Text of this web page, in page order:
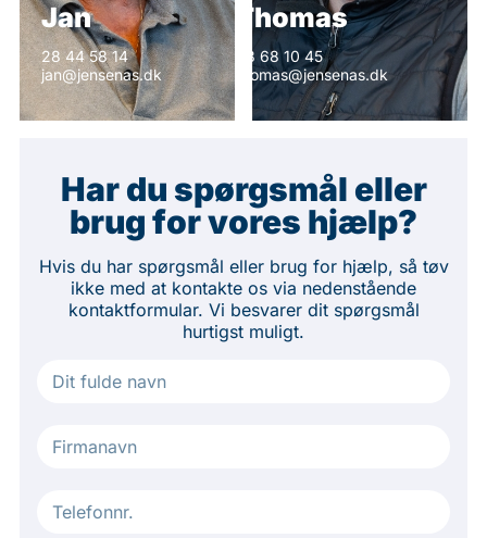
Jan
28 44 58 14
jan@jensenas.dk
Thomas
28 68 10 45
thomas@jensenas.dk
Har du spørgsmål eller
brug for vores hjælp?
Hvis du har spørgsmål eller brug for hjælp, så tøv
ikke med at kontakte os via nedenstående
kontaktformular. Vi besvarer dit spørgsmål
hurtigst muligt.